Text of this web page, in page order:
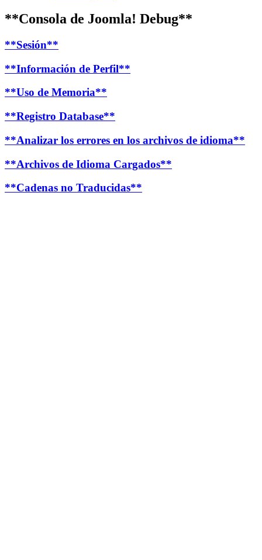
**Consola de Joomla! Debug**
**Sesión**
**Información de Perfil**
**Uso de Memoria**
**Registro Database**
**Analizar los errores en los archivos de idioma**
**Archivos de Idioma Cargados**
**Cadenas no Traducidas**